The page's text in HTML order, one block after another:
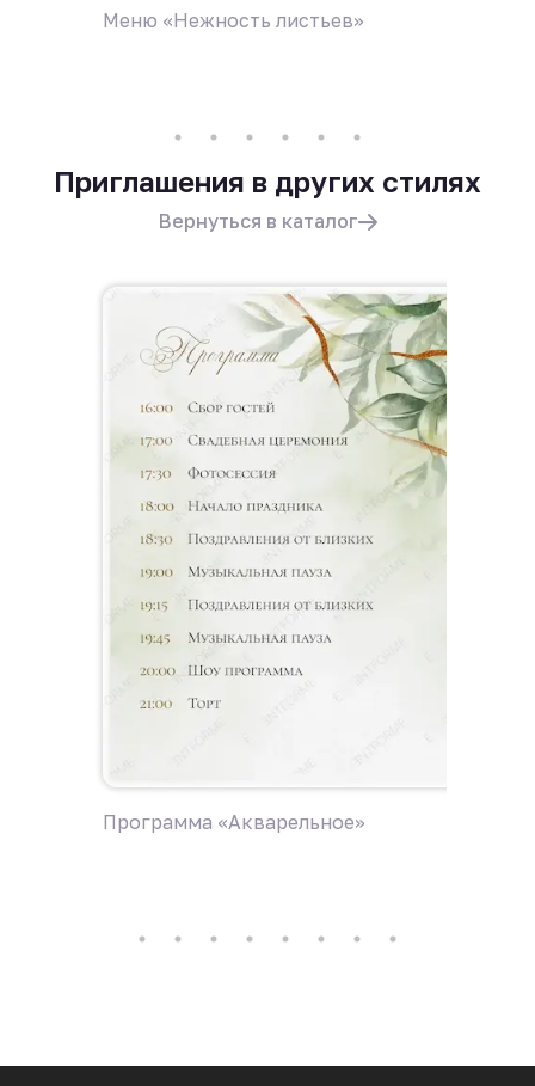
Меню «Нежность листьев»
Приглашения в других стилях
Вернуться в каталог
Программа «Акварельное»